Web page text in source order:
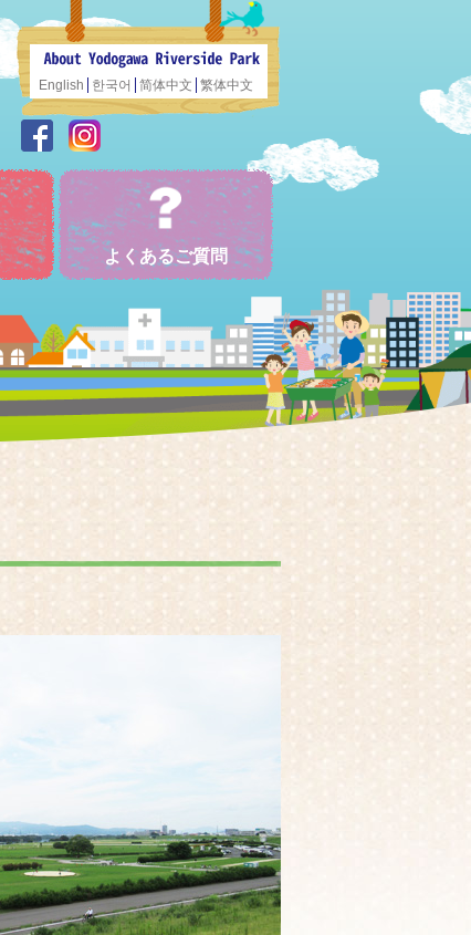
English 한국어 简体中文 繁体中文
よくあるご質問